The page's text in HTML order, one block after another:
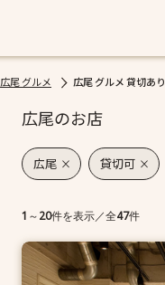
広尾 グルメ 広尾 グルメ 貸切あり
広尾のお店
広尾 貸切可
1 ～20件を表示／全47件